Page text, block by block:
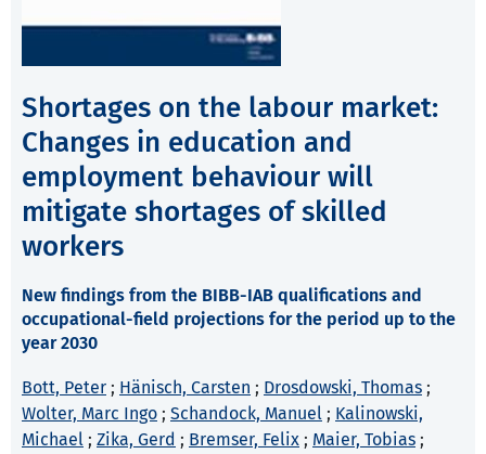
Shortages on the labour market:
Changes in education and
employment behaviour will
mitigate shortages of skilled
workers
New findings from the BIBB-IAB qualifications and
occupational-field projections for the period up to the
year 2030
Bott, Peter ; Hänisch, Carsten ; Drosdowski, Thomas ;
Wolter, Marc Ingo ; Schandock, Manuel ; Kalinowski,
Michael ; Zika, Gerd ; Bremser, Felix ; Maier, Tobias ;